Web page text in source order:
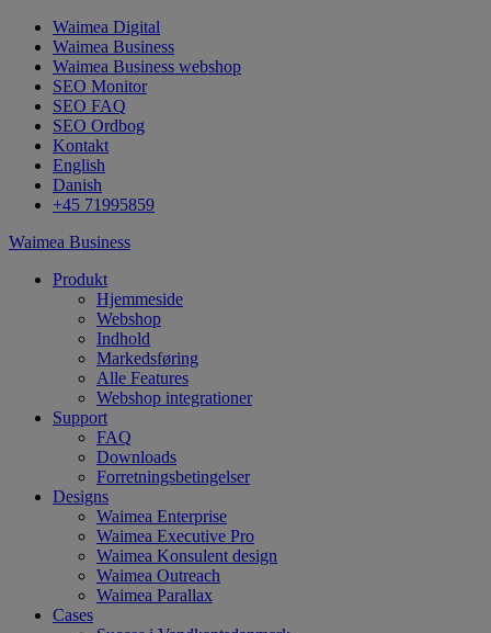
Waimea Digital
Waimea Business
Waimea Business webshop
SEO Monitor
SEO FAQ
SEO Ordbog
Kontakt
English
Danish
+45 71995859
Waimea Business
Produkt
Hjemmeside
Webshop
Indhold
Markedsføring
Alle Features
Webshop integrationer
Support
FAQ
Downloads
Forretningsbetingelser
Designs
Waimea Enterprise
Waimea Executive Pro
Waimea Konsulent design
Waimea Outreach
Waimea Parallax
Cases